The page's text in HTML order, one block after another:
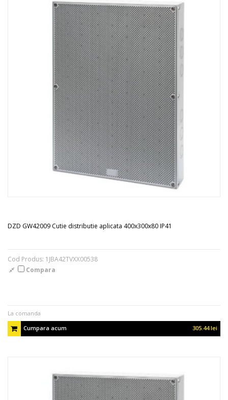
DZD GW42009 Cutie distributie aplicata 400x300x80 IP41
Cod Produs: 1JBA42TVXX00538
Compara
La comanda
Cumpara acum
305.44 lei